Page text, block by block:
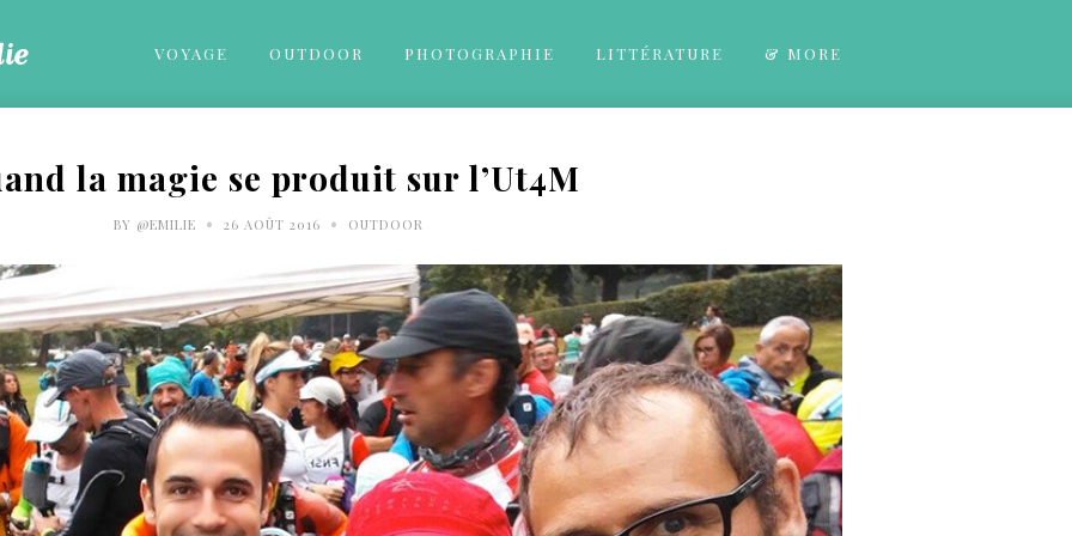
VOYAGE OUTDOOR PHOTOGRAPHIE LITTÉRATURE & MORE
la magie se produit sur l’Ut4M
BY @EMILIE • 26 AOÛT 2016 • OUTDOOR